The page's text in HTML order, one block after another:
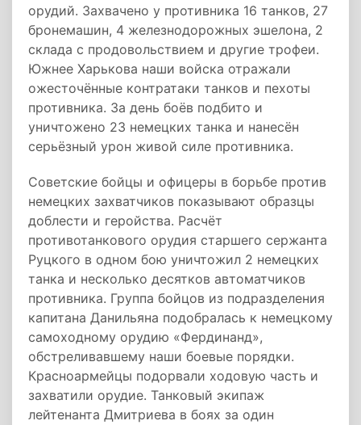
орудий. Захвачено у противника 16 танков, 27
бронемашин, 4 железнодорожных эшелона, 2
склада с продовольствием и другие трофеи.
Южнее Харькова наши войска отражали
ожесточённые контратаки танков и пехоты
противника. За день боёв подбито и
уничтожено 23 немецких танка и нанесён
серьёзный урон живой силе противника.
Советские бойцы и офицеры в борьбе против
немецких захватчиков показывают образцы
доблести и геройства. Расчёт
противотанкового орудия старшего сержанта
Руцкого в одном бою уничтожил 2 немецких
танка и несколько десятков автоматчиков
противника. Группа бойцов из подразделения
капитана Данильяна подобралась к немецкому
самоходному орудию «Фердинанд»,
обстреливавшему наши боевые порядки.
Красноармейцы подорвали ходовую часть и
захватили орудие. Танковый экипаж
лейтенанта Дмитриева в боях за один